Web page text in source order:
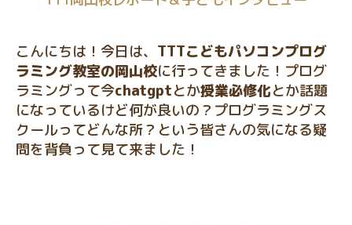
こんにちは！今日は、 TTTこどもパソコンプログ
ラミング教室の岡山校に行ってきました！プログ
ラミングって今chatgptとか授業必修化とか話題
になっているけど何が良いの？プログラミングス
クールってどんな所？という皆さんの気になる疑
問を背負って見て来ました！